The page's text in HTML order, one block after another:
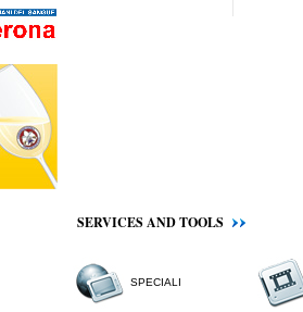
SERVICES AND TOOLS
SPECIALI